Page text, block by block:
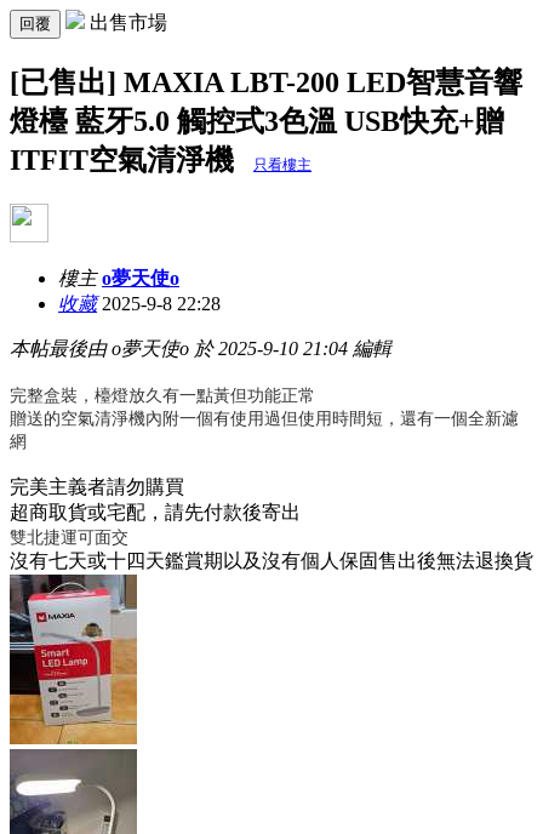
回覆 出售市場
[已售出] MAXIA LBT-200 LED智慧音響
燈檯 藍牙5.0 觸控式3色溫 USB快充+贈
ITFIT空氣清淨機
只看樓主
樓主 o夢天使o
收藏2025-9-8 22:28
本帖最後由 o夢天使o 於 2025-9-10 21:04 編輯
完整盒裝，檯燈放久有一點黃但功能正常
贈送的空氣清淨機內附一個有使用過但使用時間短，還有一個全新濾
網
完美主義者請勿購買
超商取貨或宅配，請先付款後寄出
雙北捷運可面交
沒有七天或十四天鑑賞期以及沒有個人保固售出後無法退換貨